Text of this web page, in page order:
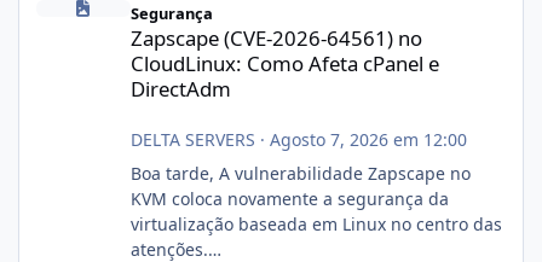
Segurança
Zapscape (CVE-2026-64561) no
CloudLinux: Como Afeta cPanel e
DirectAdm
DELTA SERVERS · Agosto 7, 2026 em 12:00
Boa tarde, A vulnerabilidade Zapscape no
KVM coloca novamente a segurança da
virtualização baseada em Linux no centro das
atenções.